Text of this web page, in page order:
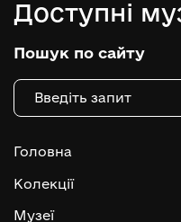
Доступні
Пошук по сайту
Головна
Колекції
Музеї